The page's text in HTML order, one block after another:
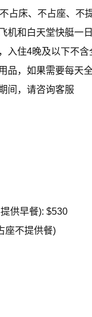
占床、不占座、不
机和白天堂快艇一
入住4晚及以下不
品，如果需要每天
间，请咨询客服
供早餐): $530
座不提供餐)